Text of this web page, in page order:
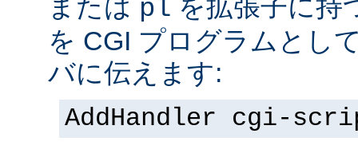
または pl を拡張子に持
を CGI プログラムとし
バに伝えます:
AddHandler cgi-